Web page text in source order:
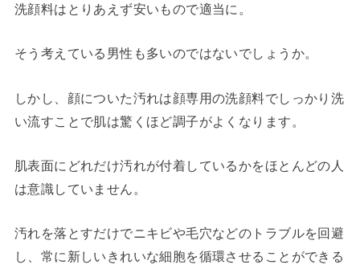
洗顔料はとりあえず安いもので適当に。
そう考えている男性も多いのではないでしょうか。
しかし、顔についた汚れは顔専用の洗顔料でしっかり洗
い流すことで肌は驚くほど調子がよくなります。
肌表面にどれだけ汚れが付着しているかをほとんどの人
は意識していません。
汚れを落とすだけでニキビや毛穴などのトラブルを回避
し、常に新しいきれいな細胞を循環させることができる